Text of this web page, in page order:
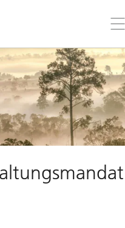
Sie